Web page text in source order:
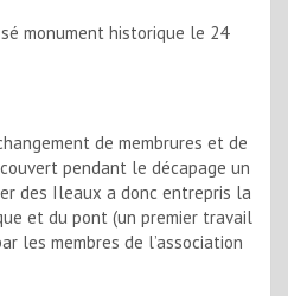
monument historique le 24
de membrures et de
pendant le décapage un
des Ileaux a donc entrepris la
et du pont (un premier travail
les membres de l’association